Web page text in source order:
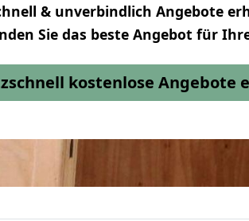
& unverbindlich Angebote
Sie das beste Angebot für
kostenlose Angebote